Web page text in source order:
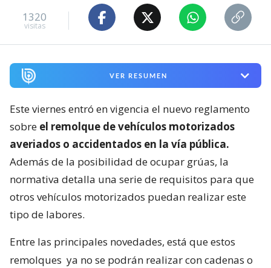
1320
visitas
VER RESUMEN
Este viernes entró en vigencia el nuevo reglamento
sobre el remolque de vehículos motorizados
averiados o accidentados en la vía pública.
Además de la posibilidad de ocupar grúas, la
normativa detalla una serie de requisitos para que
otros vehículos motorizados puedan realizar este
tipo de labores.
Entre las principales novedades, está que estos
remolques ya no se podrán realizar con cadenas o